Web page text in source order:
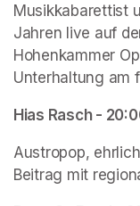
Musikkabarettist
Jahren live auf
Hohenkammer
Unterhaltung am
Hias Rasch -
Austropop,
Beitrag mit